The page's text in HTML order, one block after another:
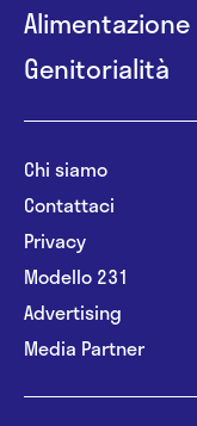
Alimentazione
Genitorialità
Chi siamo
Contattaci
Privacy
Modello 231
Advertising
Media Partner